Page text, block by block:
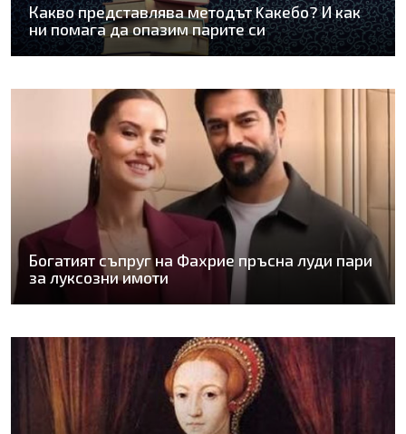
Какво представлява методът Kaкебо? И как
ни помага да опазим парите си
Богатият съпруг на Фахрие пръсна луди пари
за луксозни имоти